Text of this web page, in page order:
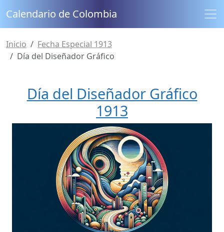
Calendario de Colombia
Inicio
Fecha Especial 1913
Día del Diseñador Gráfico
Día del Diseñador Gráfico
1913